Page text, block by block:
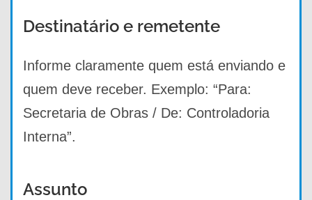
Destinatário e remetente
Informe claramente quem está enviando e
quem deve receber. Exemplo: “Para:
Secretaria de Obras / De: Controladoria
Interna”.
Assunto